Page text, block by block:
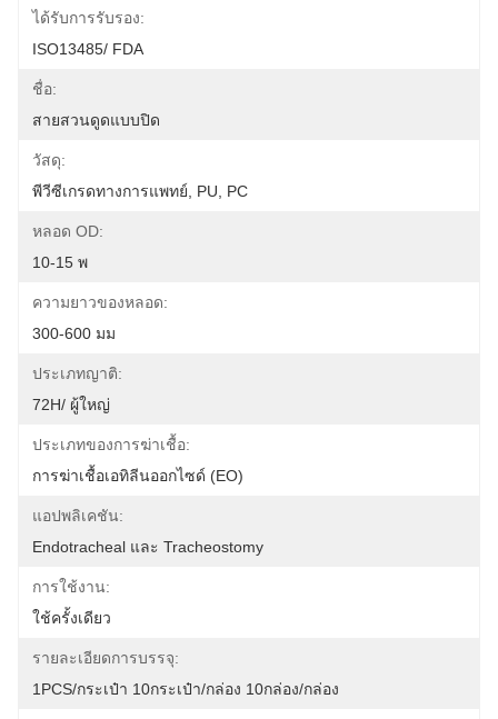
ได้รับการรับรอง:
ISO13485/ FDA
ชื่อ:
สายสวนดูดแบบปิด
วัสดุ:
พีวีซีเกรดทางการแพทย์, PU, ​​PC
หลอด OD:
10-15 พ
ความยาวของหลอด:
300-600 มม
ประเภทญาติ:
72H/ ผู้ใหญ่
ประเภทของการฆ่าเชื้อ:
การฆ่าเชื้อเอทิลีนออกไซด์ (EO)
แอปพลิเคชัน:
Endotracheal และ Tracheostomy
การใช้งาน:
ใช้ครั้งเดียว
รายละเอียดการบรรจุ:
1PCS/กระเป๋า 10กระเป๋า/กล่อง 10กล่อง/กล่อง